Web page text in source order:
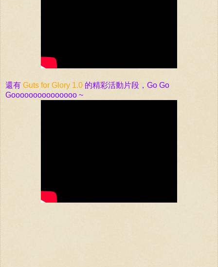
還有 Guts for Glory 1.0 的精彩活動片段， Go Go
Gooooooooooooooo ~